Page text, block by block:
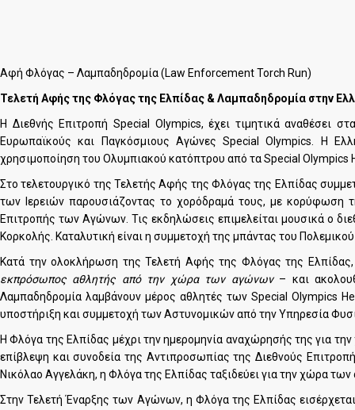
Aφή Φλόγας – Λαμπαδηδρομία (Law Enforcement Torch Run)
Τελετή Αφής της Φλόγας της Ελπίδας & Λαμπαδηδρομία στην
Η Διεθνής Επιτροπή Special Olympics, έχει τιμητικά
Ευρωπαϊκούς και Παγκόσμιους Αγώνες Special Olympics. Η
χρησιμοποίηση του Ολυμπιακού κατόπτρου από τα Special Olympics
Στο τελετουργικό της Τελετής Αφής της Φλόγας της Ελπίδας
των Ιερειών παρουσιάζοντας το χορόδραμά τους, με
Επιτροπής των Αγώνων. Τις εκδηλώσεις επιμελείται μουσικά ο
Κορκολής. Καταλυτική είναι η συμμετοχή της μπάντας του
Κατά την ολοκλήρωση της Τελετή Αφής της Φλόγας της
εκπρόσωπος αθλητής από την χώρα των αγώνων– και
Λαμπαδηδρομία λαμβάνουν μέρος αθλητές των Special Olympics
υποστήριξη και συμμετοχή των Αστυνομικών από την Υπηρεσία
Η Φλόγα της Ελπίδας μέχρι την ημερομηνία αναχώρησής της για
επίβλεψη και συνοδεία της Αντιπροσωπίας της Διεθνούς
Νικόλαο Αγγελάκη, η Φλόγα της Ελπίδας ταξιδεύει για την χώρα
Στην Τελετή Έναρξης των Αγώνων, η Φλόγα της Ελπίδας